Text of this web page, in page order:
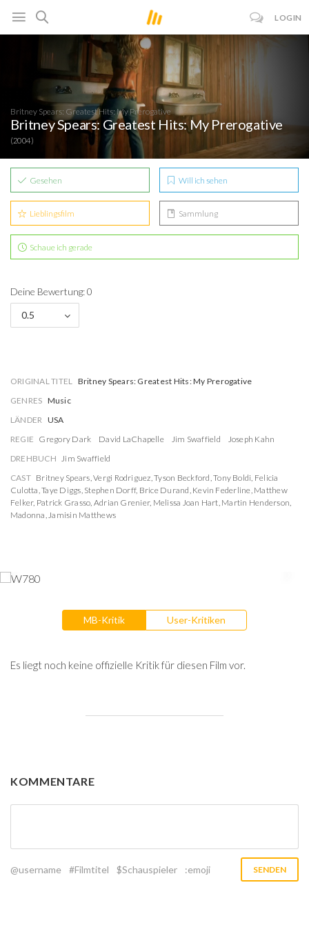
LOGIN
Britney Spears: Greatest Hits: My Prerogative
Britney Spears: Greatest Hits: My Prerogative
(2004)
Gesehen Will ich sehen
Lieblingsfilm Sammlung
Schaue ich gerade
Deine Bewertung: 0
0.5
ORIGINAL TITEL Britney Spears: Greatest Hits: My Prerogative
GENRES Music
LÄNDER USA
REGIE Gregory Dark David LaChapelle Jim Swaffield
Joseph Kahn
DREHBUCH Jim Swaffield
CAST Britney Spears,Vergi Rodriguez,Tyson Beckford,Tony Boldi, Felicia
Culotta,Taye Diggs, Stephen Dorff, Brice Durand, Kevin Federline, Matthew
Felker, Patrick Grasso, Adrian Grenier, Melissa Joan Hart, Martin Henderson,
Madonna,Jamisin Matthews
MB-Kritik User-Kritiken
Es liegt noch keine offizielle Kritik für diesen Film vor.
KOMMENTARE
@username #Filmtitel $Schauspieler :emoji